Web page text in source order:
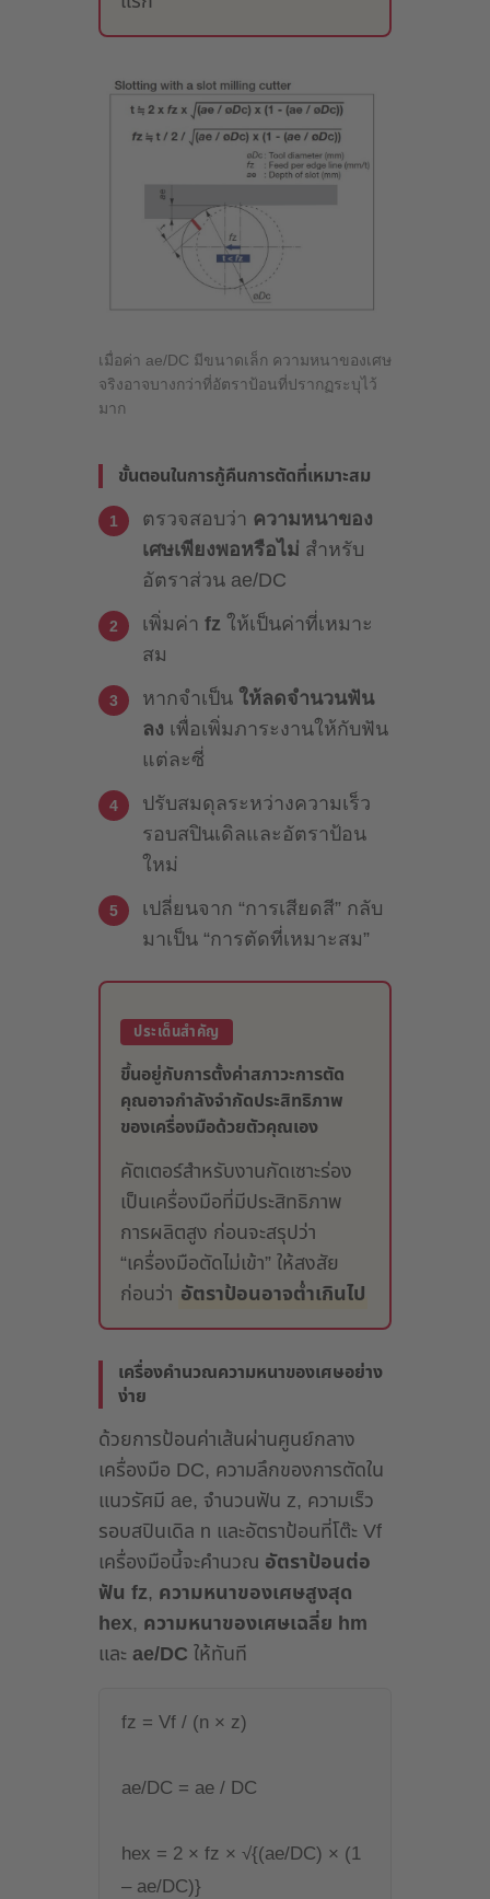
เมื่อค่า ae/DC มีขนาดเล็ก ความหนาของเศษ
จริงอาจบางกว่าที่อัตราป้อนที่ปรากฏระบุไว้
มาก
ขั้นตอนในการกู้คืนการตัดที่เหมาะสม
ตรวจสอบว่า ความหนาของ
เศษเพียงพอหรือไม่ สำหรับ
อัตราส่วน ae/DC
เพิ่มค่า fz ให้เป็นค่าที่เหมาะ
สม
หากจำเป็น ให้ลดจำนวนฟัน
ลง เพื่อเพิ่มภาระงานให้กับฟัน
แต่ละซี่
ปรับสมดุลระหว่างความเร็ว
รอบสปินเดิลและอัตราป้อน
ใหม่
เปลี่ยนจาก “การเสียดสี” กลับ
มาเป็น “การตัดที่เหมาะสม”
ประเด็นสำคัญ
ขึ้นอยู่กับการตั้งค่าสภาวะการตัด
คุณอาจกำลังจำกัดประสิทธิภาพ
ของเครื่องมือด้วยตัวคุณเอง
คัตเตอร์สำหรับงานกัดเซาะร่อง
เป็นเครื่องมือที่มีประสิทธิภาพ
การผลิตสูง ก่อนจะสรุปว่า
“เครื่องมือตัดไม่เข้า” ให้สงสัย
ก่อนว่า อัตราป้อนอาจต่ำเกินไป
เครื่องคำนวณความหนาของเศษอย่าง
ง่าย
ด้วยการป้อนค่าเส้นผ่านศูนย์กลาง
เครื่องมือ DC, ความลึกของการตัดใน
แนวรัศมี ae, จำนวนฟัน z, ความเร็ว
รอบสปินเดิล n และอัตราป้อนที่โต๊ะ Vf
เครื่องมือนี้จะคำนวณ อัตราป้อนต่อ
ฟัน fz, ความหนาของเศษสูงสุด
hex, ความหนาของเศษเฉลี่ย hm
และae/DC ให้ทันที
fz = Vf / (n × z)
ae/DC = ae / DC
hex = 2 × fz × √{(ae/DC) × (1
– ae/DC)}